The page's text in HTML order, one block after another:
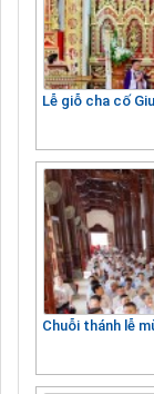
Lễ giỗ cha cố
Chuỗi thánh lễ